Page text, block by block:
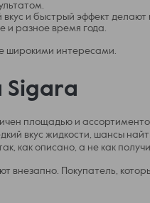
и быстрый эффект
и разное время года.
широкими интересами.
Sigara
площадью и
вкус жидкости, шансы
как описано, а не как
внезапно. Покупатель,